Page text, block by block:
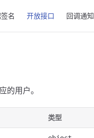
名 开放接口 回调通知
的用户。
类型